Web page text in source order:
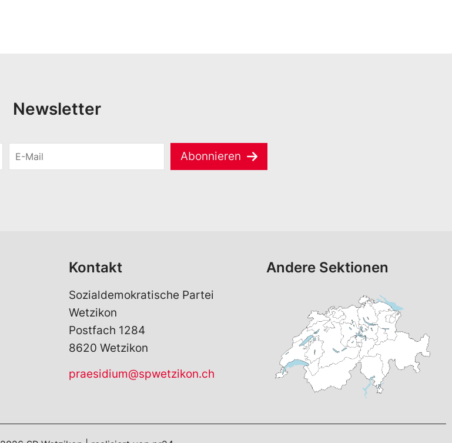
Newsletter
M
Abonnieren
Kontakt
Sozialdemokratische Partei
Wetzikon
Postfach 1284
8620 Wetzikon
praesidium@spwetzikon.ch
Andere Sektionen